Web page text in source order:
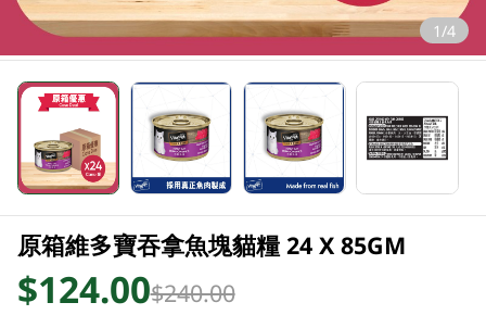
1/4
原箱維多寶吞拿魚塊貓糧 24 X 85GM
$124.00$240.00